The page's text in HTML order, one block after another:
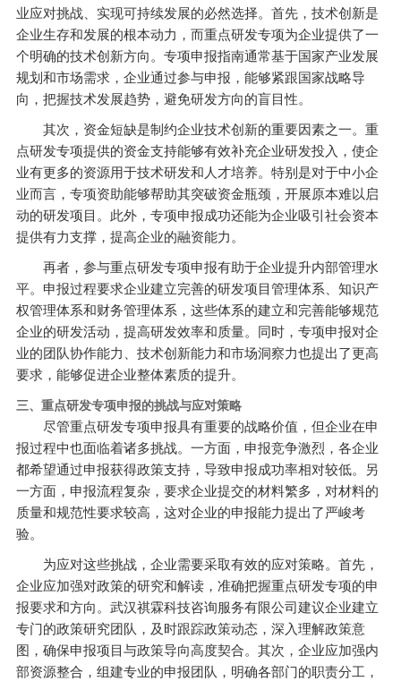
业应对挑战、实现可持续发展的必然选择。首先，技术创新是
企业生存和发展的根本动力，而重点研发专项为企业提供了一
个明确的技术创新方向。专项申报指南通常基于国家产业发展
规划和市场需求，企业通过参与申报，能够紧跟国家战略导
向，把握技术发展趋势，避免研发方向的盲目性。
其次，资金短缺是制约企业技术创新的重要因素之一。重
点研发专项提供的资金支持能够有效补充企业研发投入，使企
业有更多的资源用于技术研发和人才培养。特别是对于中小企
业而言，专项资助能够帮助其突破资金瓶颈，开展原本难以启
动的研发项目。此外，专项申报成功还能为企业吸引社会资本
提供有力支撑，提高企业的融资能力。
再者，参与重点研发专项申报有助于企业提升内部管理水
平。申报过程要求企业建立完善的研发项目管理体系、知识产
权管理体系和财务管理体系，这些体系的建立和完善能够规范
企业的研发活动，提高研发效率和质量。同时，专项申报对企
业的团队协作能力、技术创新能力和市场洞察力也提出了更高
要求，能够促进企业整体素质的提升。
三、重点研发专项申报的挑战与应对策略
尽管重点研发专项申报具有重要的战略价值，但企业在申
报过程中也面临着诸多挑战。一方面，申报竞争激烈，各企业
都希望通过申报获得政策支持，导致申报成功率相对较低。另
一方面，申报流程复杂，要求企业提交的材料繁多，对材料的
质量和规范性要求较高，这对企业的申报能力提出了严峻考
验。
为应对这些挑战，企业需要采取有效的应对策略。首先，
企业应加强对政策的研究和解读，准确把握重点研发专项的申
报要求和方向。武汉祺霖科技咨询服务有限公司建议企业建立
专门的政策研究团队，及时跟踪政策动态，深入理解政策意
图，确保申报项目与政策导向高度契合。其次，企业应加强内
部资源整合，组建专业的申报团队，明确各部门的职责分工，